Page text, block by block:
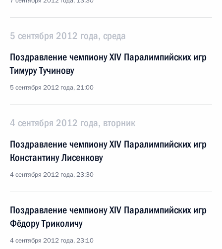
5 сентября 2012 года, среда
Поздравление чемпиону XIV Паралимпийских игр
Тимуру Тучинову
5 сентября 2012 года, 21:00
4 сентября 2012 года, вторник
Поздравление чемпиону XIV Паралимпийских игр
Константину Лисенкову
4 сентября 2012 года, 23:30
Поздравление чемпиону XIV Паралимпийских игр
Фёдору Триколичу
4 сентября 2012 года, 23:10